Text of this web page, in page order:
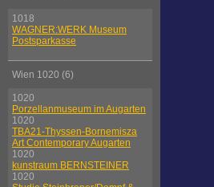
1018
WAGNER:WERK Museum
Postsparkasse
Wien 1020 (6)
1020
Porzellanmuseum im Augarten
1020
TBA21-Thyssen-Bornemisza
Art Contemporary Augarten
1020
kunstraum BERNSTEINER
1020